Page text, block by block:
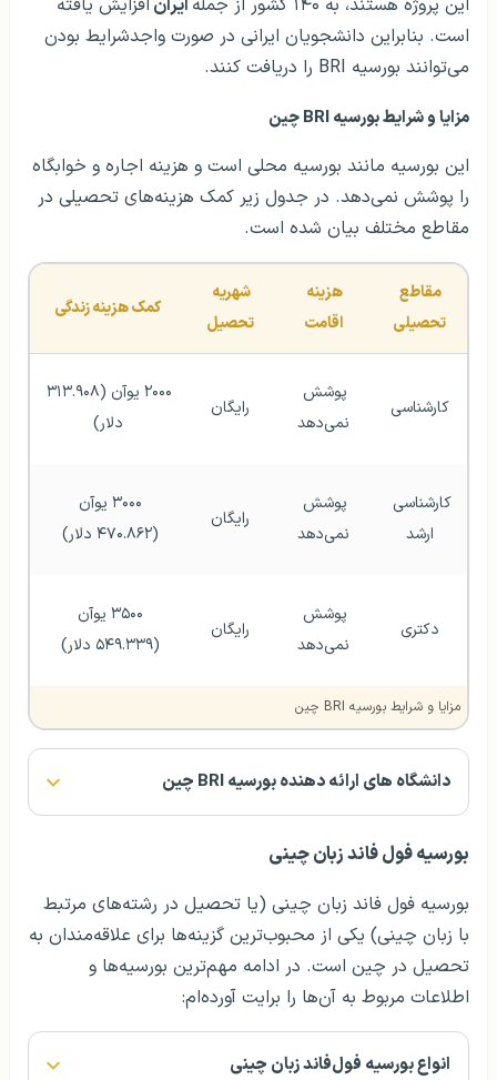
این پروژه هستند، به ۱۴۰ کشور از جمله ایران افزایش یافته
است. بنابراین دانشجویان ایرانی در صورت واجدشرایط بودن
می‌توانند بورسیه BRI را دریافت کنند.
مزایا و شرایط بورسیه BRI چین
این بورسیه مانند بورسیه محلی است و هزینه اجاره و خوابگاه
را پوشش نمی‌دهد. در جدول زیر کمک هزینه‌های تحصیلی در
مقاطع مختلف بیان شده است.
تحصیلی
اقامت
تحصیل
کمک هزینه زندگی
کارشناسی
نمی‌دهد
رایگان
دلار)
ارشد
نمی‌دهد
رایگان
(۴۷۰.۸۶۲ دلار)
دکتری
نمی‌دهد
رایگان
(۵۴۹.۳۳۹ دلار)
مزایا و شرایط بورسیه BRI چین
دانشگاه های ارائه دهنده بورسیه BRI چین
بورسیه فول فاند زبان چینی
بورسیه فول‌ فاند زبان چینی (یا تحصیل در رشته‌های مرتبط
با زبان چینی) یکی از محبوب‌ترین گزینه‌ها برای علاقه‌مندان به
تحصیل در چین است. در ادامه مهم‌ترین بورسیه‌ها و
اطلاعات مربوط به آن‌ها را برایت آورده‌ام:
انواع بورسیه فول‌فاند زبان چینی